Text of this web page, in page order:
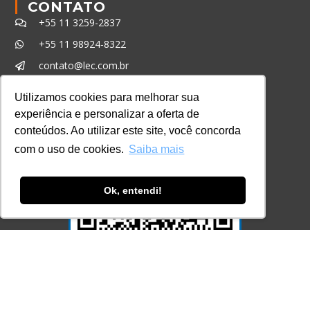
Utilizamos cookies para melhorar sua
experiência e personalizar a oferta de
conteúdos. Ao utilizar este site, você concorda
com o uso de cookies. Saiba mais
Ok, entendi!
+55 11 98924-8322
contato@lec.com.br
Ferramenta Antifraude
Consulte aqui o cadastro da Instituição no
Sistema e-MEC